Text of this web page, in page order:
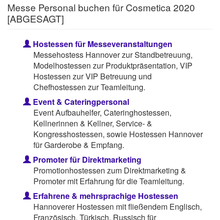
Messe Personal buchen für Cosmetica 2020
[ABGESAGT]
Hostessen für Messeveranstaltungen
Messehostess Hannover zur Standbetreuung,
Modelhostessen zur Produktpräsentation, VIP
Hostessen zur VIP Betreuung und
Chefhostessen zur Teamleitung.
Event & Cateringpersonal
Event Aufbauhelfer, Cateringhostessen,
Kellnerinnen & Kellner, Service- &
Kongresshostessen, sowie Hostessen Hannover
für Garderobe & Empfang.
Promoter für Direktmarketing
Promotionhostessen zum Direktmarketing &
Promoter mit Erfahrung für die Teamleitung.
Erfahrene & mehrsprachige Hostessen
Hannoverer Hostessen mit fließendem Englisch,
Französisch, Türkisch, Russisch für